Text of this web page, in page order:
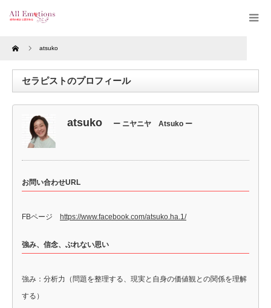
Home atsuko
セラピストのプロフィール
atsuko ー ニヤニヤ Atsuko ー
お問い合わせURL
FBページ https://www.facebook.com/atsuko.ha.1/
強み、信念、ぶれない思い
強み：分析力（問題を整理する、現実と自身の価値観との関係を理解
する）